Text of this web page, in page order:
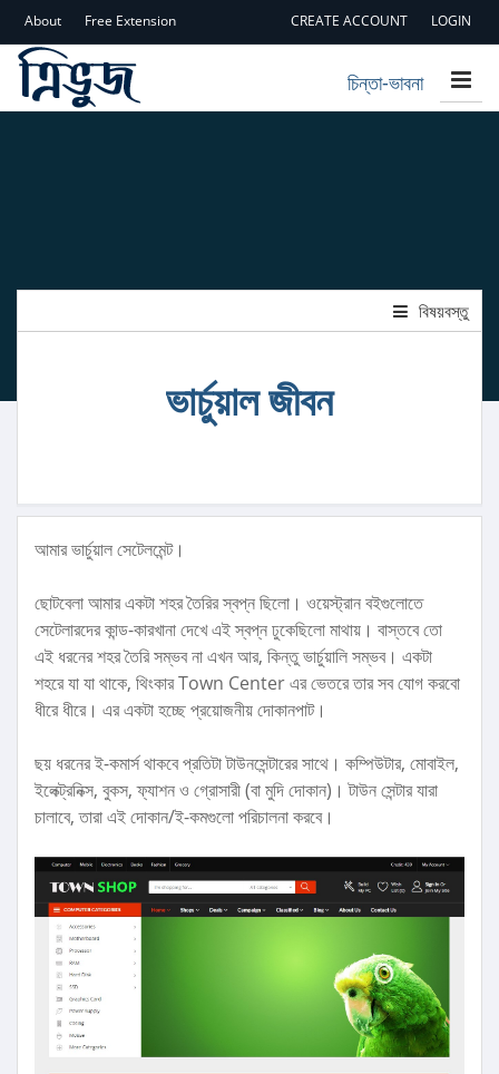
CREATE ACCOUNT LOGIN
About Free Extension
চিন্তা-ভাবনা
বিষয়বস্তু
ভার্চুয়াল জীবন
আমার ভার্চুয়াল সেটেলমেন্ট।
ছোটবেলা আমার একটা শহর তৈরির স্বপ্ন ছিলো। ওয়েস্ট্রান বইগুলোতে
সেটেলারদের কান্ড-কারখানা দেখে এই স্বপ্ন ঢুকেছিলো মাথায়। বাস্তবে তো
এই ধরনের শহর তৈরি সম্ভব না এখন আর, কিন্তু ভার্চুয়ালি সম্ভব। একটা
শহরে যা যা থাকে, থিংকার Town Center এর ভেতরে তার সব যোগ করবো
ধীরে ধীরে। এর একটা হচ্ছে প্রয়োজনীয় দোকানপাট।
ছয় ধরনের ই-কমার্স থাকবে প্রতিটা টাউনসেন্টারের সাথে। কম্পিউটার, মোবাইল,
ইলেক্ট্রনিক্স, বুকস, ফ্যাশন ও গ্রোসারী (বা মুদি দোকান)। টাউন সেন্টার যারা
চালাবে, তারা এই দোকান/ই-কমগুলো পরিচালনা করবে।